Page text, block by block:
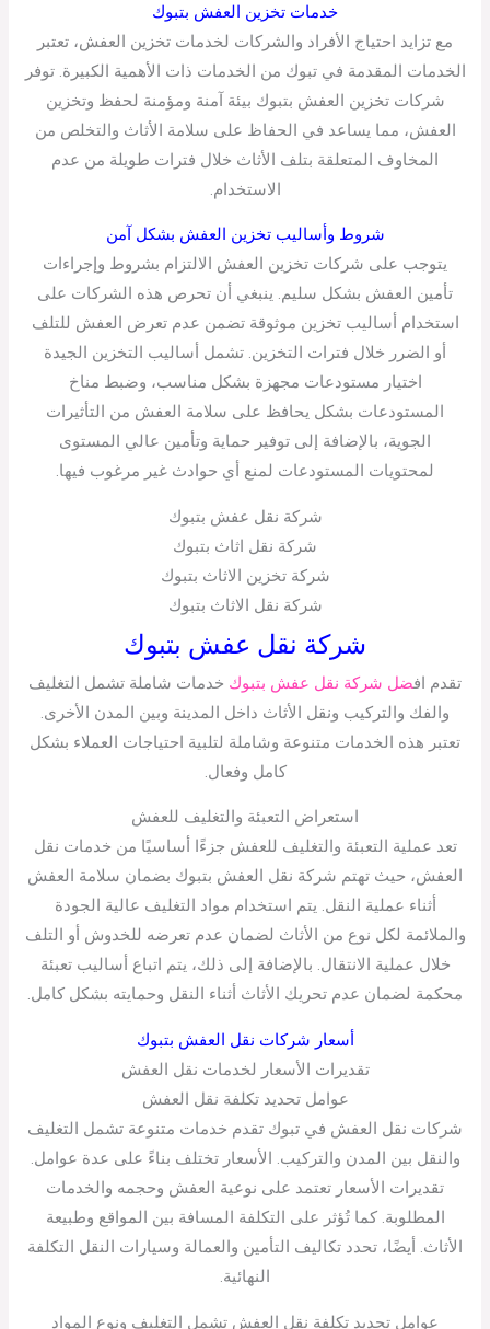
خدمات تخزين العفش بتبوك
مع تزايد احتياج الأفراد والشركات لخدمات تخزين العفش، تعتبر
الخدمات المقدمة في تبوك من الخدمات ذات الأهمية الكبيرة. توفر
شركات تخزين العفش بتبوك بيئة آمنة ومؤمنة لحفظ وتخزين
العفش، مما يساعد في الحفاظ على سلامة الأثاث والتخلص من
المخاوف المتعلقة بتلف الأثاث خلال فترات طويلة من عدم
الاستخدام.
شروط وأساليب تخزين العفش بشكل آمن
يتوجب على شركات تخزين العفش الالتزام بشروط وإجراءات
تأمين العفش بشكل سليم. ينبغي أن تحرص هذه الشركات على
استخدام أساليب تخزين موثوقة تضمن عدم تعرض العفش للتلف
أو الضرر خلال فترات التخزين. تشمل أساليب التخزين الجيدة
اختيار مستودعات مجهزة بشكل مناسب، وضبط مناخ
المستودعات بشكل يحافظ على سلامة العفش من التأثيرات
الجوية، بالإضافة إلى توفير حماية وتأمين عالي المستوى
لمحتويات المستودعات لمنع أي حوادث غير مرغوب فيها.
شركة نقل عفش بتبوك
شركة نقل اثاث بتبوك
شركة تخزين الاثاث بتبوك
شركة نقل الاثاث بتبوك
شركة نقل عفش بتبوك
تقدم افضل شركة نقل عفش بتبوك خدمات شاملة تشمل التغليف
والفك والتركيب ونقل الأثاث داخل المدينة وبين المدن الأخرى.
تعتبر هذه الخدمات متنوعة وشاملة لتلبية احتياجات العملاء بشكل
كامل وفعال.
استعراض التعبئة والتغليف للعفش
تعد عملية التعبئة والتغليف للعفش جزءًا أساسيًا من خدمات نقل
العفش، حيث تهتم شركة نقل العفش بتبوك بضمان سلامة العفش
أثناء عملية النقل. يتم استخدام مواد التغليف عالية الجودة
والملائمة لكل نوع من الأثاث لضمان عدم تعرضه للخدوش أو التلف
خلال عملية الانتقال. بالإضافة إلى ذلك، يتم اتباع أساليب تعبئة
محكمة لضمان عدم تحريك الأثاث أثناء النقل وحمايته بشكل كامل.
أسعار شركات نقل العفش بتبوك
تقديرات الأسعار لخدمات نقل العفش
عوامل تحديد تكلفة نقل العفش
شركات نقل العفش في تبوك تقدم خدمات متنوعة تشمل التغليف
والنقل بين المدن والتركيب. الأسعار تختلف بناءً على عدة عوامل.
تقديرات الأسعار تعتمد على نوعية العفش وحجمه والخدمات
المطلوبة. كما تُؤثر على التكلفة المسافة بين المواقع وطبيعة
الأثاث. أيضًا، تحدد تكاليف التأمين والعمالة وسيارات النقل التكلفة
النهائية.
عوامل تحديد تكلفة نقل العفش تشمل التغليف ونوع المواد